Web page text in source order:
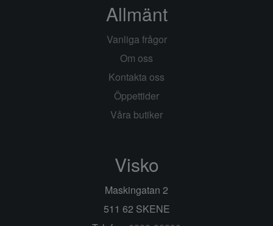
Allmänt
Vanliga frågor
Om oss
Kontakta oss
Öppettider
Våra butiker
Visko
Maskingatan 2
511 62 SKENE